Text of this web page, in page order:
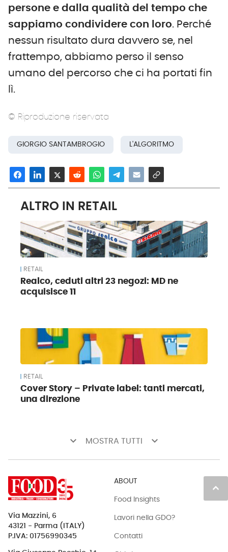
persone e dalla qualità del tempo che
sappiamo condividere con loro. Perché
nessun risultato dura davvero se, nel
frattempo, abbiamo perso il senso
umano del percorso che ci ha portati fin
lì.
© Riproduzione riservata
GIORGIO SANTAMBROGIO L'ALGORITMO
ALTRO IN RETAIL
RETAIL
Realco, ceduti altri 23 negozi: MD ne
acquisisce 11
RETAIL
Cover Story – Private label: tanti mercati,
una direzione
keyboard_arrow_down MOSTRA TUTTI keyboard_arrow_down
keyboard_arrow_up
Via Mazzini, 6
43121 - Parma (ITALY)
P.IVA: 01756990345
ABOUT
Food Insights
Lavori nella GDO?
Contatti